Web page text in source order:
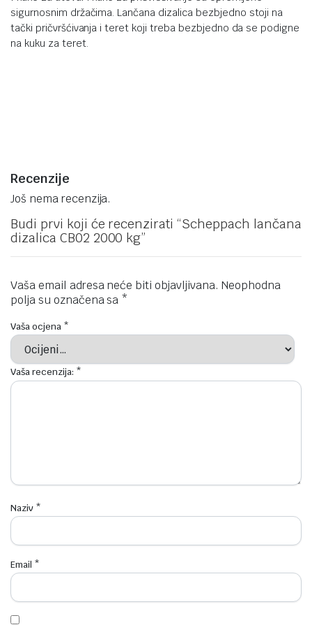
sigurnosnim držačima. Lančana dizalica bezbjedno stoji na
tački pričvršćivanja i teret koji treba bezbjedno da se podigne
na kuku za teret.
Recenzije
Još nema recenzija.
Budi prvi koji će recenzirati “Scheppach lančana
dizalica CB02 2000 kg”
Vaša email adresa neće biti objavljivana. Neophodna
polja su označena sa *
Vaša ocjena *
Vaša recenzija: *
Naziv *
Email *